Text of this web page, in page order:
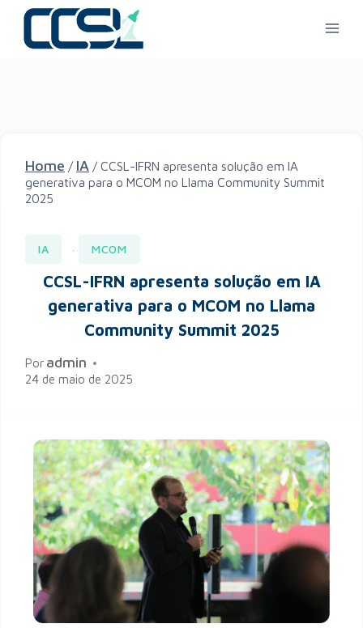
Home / IA / CCSL-IFRN apresenta solução em IA
generativa para o MCOM no Llama Community Summit
2025
IA · MCOM
CCSL-IFRN apresenta solução em IA
generativa para o MCOM no Llama
Community Summit 2025
Por admin
24 de maio de 2025